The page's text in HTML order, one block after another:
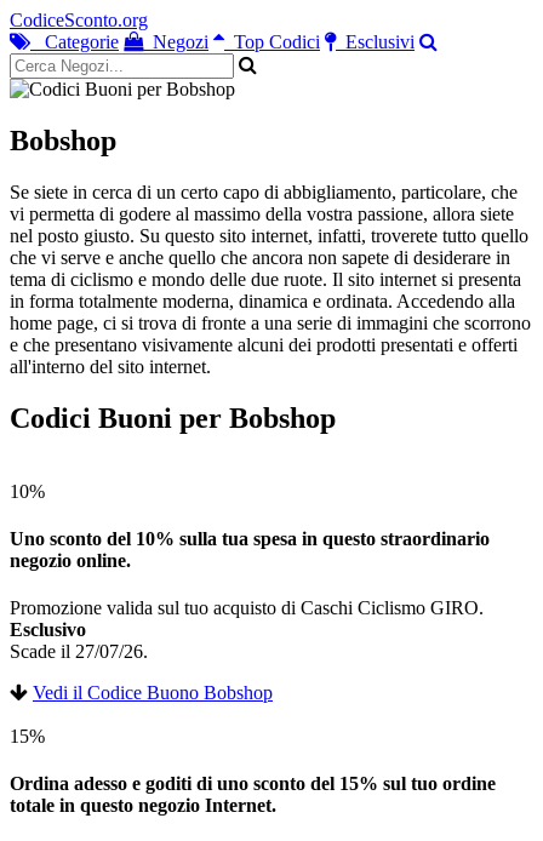
CodiceSconto.org
Categorie
Negozi Top Codici Esclusivi
Bobshop
Se siete in cerca di un certo capo di abbigliamento, particolare, che
vi permetta di godere al massimo della vostra passione, allora siete
nel posto giusto. Su questo sito internet, infatti, troverete tutto quello
che vi serve e anche quello che ancora non sapete di desiderare in
tema di ciclismo e mondo delle due ruote. Il sito internet si presenta
in forma totalmente moderna, dinamica e ordinata. Accedendo alla
home page, ci si trova di fronte a una serie di immagini che scorrono
e che presentano visivamente alcuni dei prodotti presentati e offerti
all'interno del sito internet.
Codici Buoni per Bobshop
10%
Uno sconto del 10% sulla tua spesa in questo straordinario
negozio online.
Promozione valida sul tuo acquisto di Caschi Ciclismo GIRO.
Esclusivo
Scade il 27/07/26.
Vedi il Codice Buono Bobshop
15%
Ordina adesso e goditi di uno sconto del 15% sul tuo ordine
totale in questo negozio Internet.